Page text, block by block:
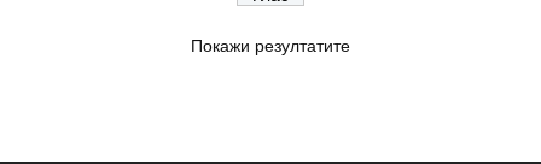
Покажи резултатите